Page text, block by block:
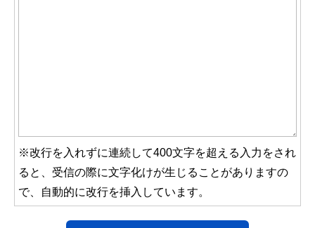
※改行を入れずに連続して400文字を超える入力をされ
ると、受信の際に文字化けが生じることがありますの
で、自動的に改行を挿入しています。